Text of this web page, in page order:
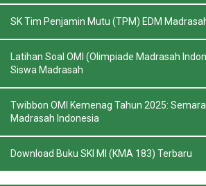
SK Tim Penjamin Mutu (TPM) EDM
Latihan Soal OMI (Olimpiade Madrasah
Siswa Madrasah
Twibbon OMI Kemenag Tahun 2025:
Madrasah Indonesia
Download Buku SKI MI (KMA 183) Terbaru